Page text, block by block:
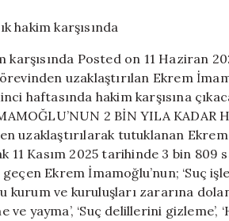
karşısında Posted on 11 Haziran
uzaklaştırılan Ekrem
haftasında hakim karşısına
2 BİN YILA KADAR
uzaklaştırılarak tutuklanan
Kasım 2025 tarihinde 3 bin 809
Ekrem İmamoğlu’nun; ‘Suç
kurum ve kuruluşları zararına
yayma’, ‘Suç delillerini gizleme’,